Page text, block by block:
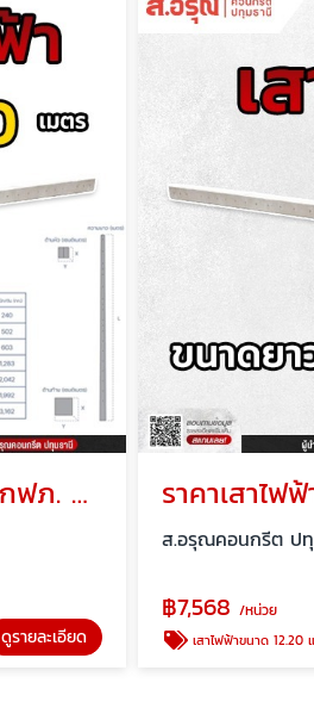
จำหน่ายเสาไฟฟ้ามาตรฐาน กฟภ. ขนาด 12.20 เมตร
ดูรายละเอียด
ส.อรุณคอนกรีต ป
฿7,568 /หน่วย
เสาไฟฟ้าขนาด 12.20